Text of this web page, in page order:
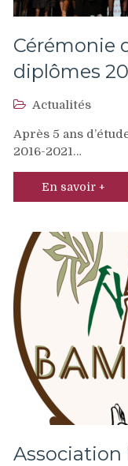
Cérémonie
diplômes
Actualités
Après 5 ans
2016-2021…
En savoir +